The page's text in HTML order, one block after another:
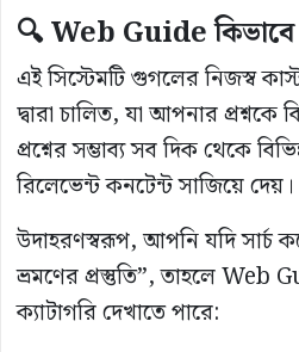
🔍 Web Guide
এই সিস্টেমটি গুগলের নিজস্ব
দ্বারা চালিত, যা আপনার প্রশ্নকে
প্রশ্নের সম্ভাব্য সব দিক থেকে
রিলেভেন্ট কনটেন্ট সাজিয়ে দেয়।
উদাহরণস্বরূপ, আপনি যদি সার্চ
ভ্রমণের প্রস্তুতি”, তাহলে Web
ক্যাটাগরি দেখাতে পারে: